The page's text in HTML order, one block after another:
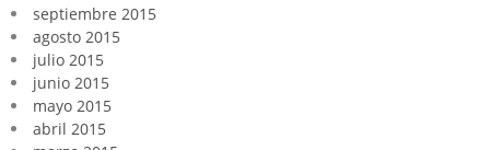
septiembre 2015
agosto 2015
julio 2015
junio 2015
mayo 2015
abril 2015